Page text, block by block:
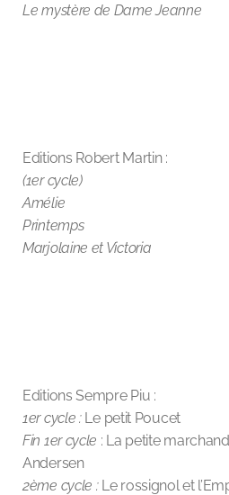
Le mystère de Dame Jeanne
Editions Robert Martin :
(1er cycle)
Amélie
Printemps
Marjolaine et Victoria
Editions Sempre Piu :
1er cycle : Le petit Poucet
Fin 1er cycle : La petite
Andersen
2ème cycle : Le rossignol et